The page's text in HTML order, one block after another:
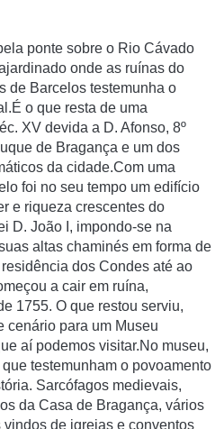
ponte sobre o Rio Cávado
onde as ruínas do
de Barcelos testemunha o
o que resta de uma
XV devida a D. Afonso, 8º
de Bragança e um dos
da cidade.Com uma
foi no seu tempo um edifício
e riqueza crescentes do
D. João I, impondo-se na
altas chaminés em forma de
dos Condes até ao
a cair em ruína,
1755. O que restou serviu,
cenário para um Museu
aí podemos visitar.No museu,
testemunham o povoamento
Sarcófagos medievais,
da Casa de Bragança, vários
de igrejas e conventos